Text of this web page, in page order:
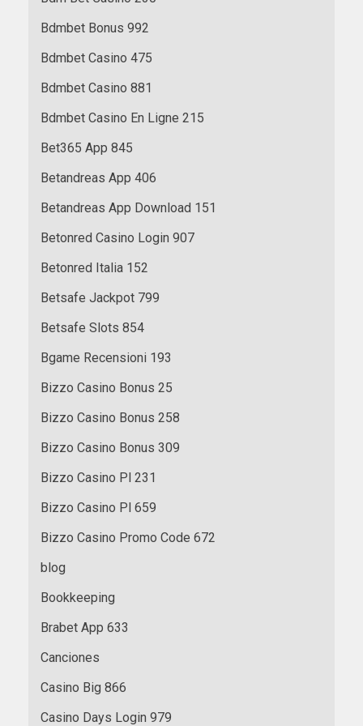
Bdmbet Bonus 992
Bdmbet Casino 475
Bdmbet Casino 881
Bdmbet Casino En Ligne 215
Bet365 App 845
Betandreas App 406
Betandreas App Download 151
Betonred Casino Login 907
Betonred Italia 152
Betsafe Jackpot 799
Betsafe Slots 854
Bgame Recensioni 193
Bizzo Casino Bonus 25
Bizzo Casino Bonus 258
Bizzo Casino Bonus 309
Bizzo Casino Pl 231
Bizzo Casino Pl 659
Bizzo Casino Promo Code 672
blog
Bookkeeping
Brabet App 633
Canciones
Casino Big 866
Casino Days Login 979